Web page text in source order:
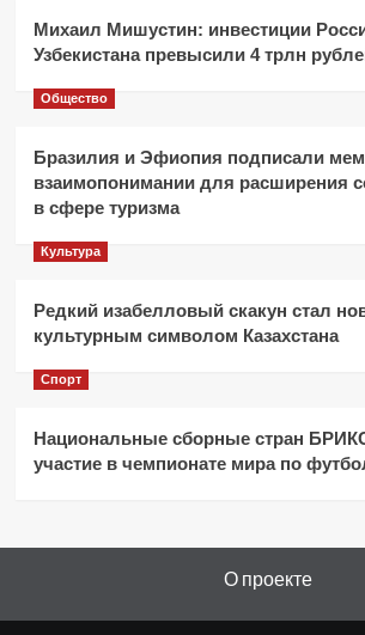
Михаил Мишустин: инвестиции
Узбекистана превысили 4 трлн
Общество
Бразилия и Эфиопия подписали
взаимопонимании для расширения
в сфере туризма
Культура
Редкий изабелловый скакун стал
культурным символом Казахстана
Спорт
Национальные сборные стран
участие в чемпионате мира по
О проекте